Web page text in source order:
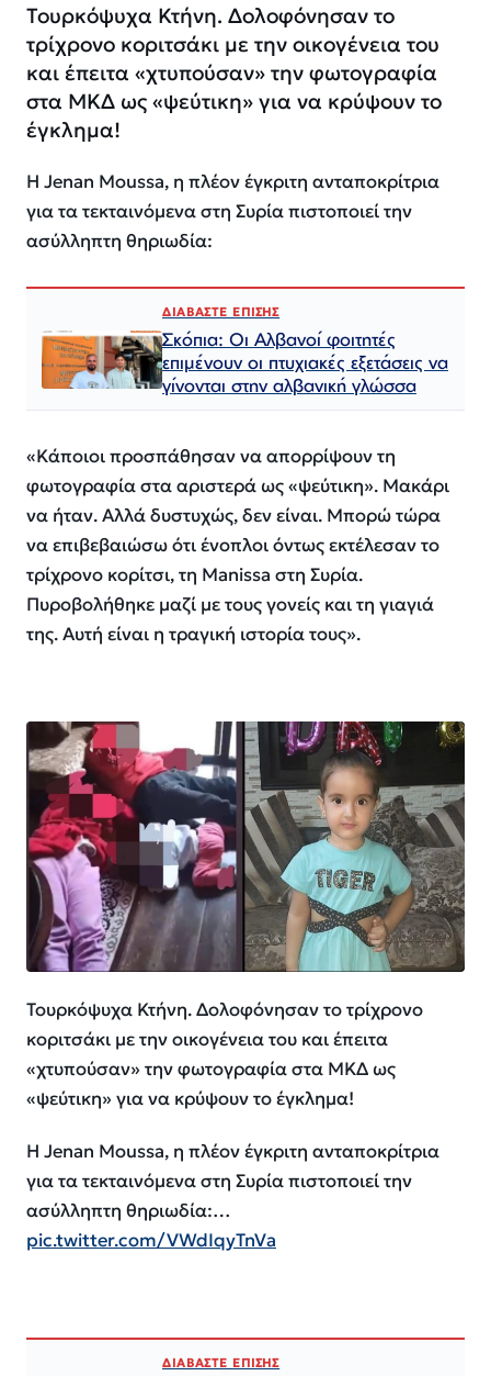
Τουρκόψυχα Κτήνη. Δολοφόνησαν το
τρίχρονο κοριτσάκι με την οικογένεια του
και έπειτα «χτυπούσαν» την φωτογραφία
στα ΜΚΔ ως «ψεύτικη» για να κρύψουν το
έγκλημα!
Η Jenan Moussa, η πλέον έγκριτη ανταποκρίτρια
για τα τεκταινόμενα στη Συρία πιστοποιεί την
ασύλληπτη θηριωδία:
ΔΙΑΒΑΣΤΕ ΕΠΙΣΗΣ
Σκόπια: Οι Αλβανοί φοιτητές
επιμένουν οι πτυχιακές εξετάσεις να
γίνονται στην αλβανική γλώσσα
«Κάποιοι προσπάθησαν να απορρίψουν τη
φωτογραφία στα αριστερά ως «ψεύτικη». Μακάρι
να ήταν. Αλλά δυστυχώς, δεν είναι. Μπορώ τώρα
να επιβεβαιώσω ότι ένοπλοι όντως εκτέλεσαν το
τρίχρονο κορίτσι, τη Manissa στη Συρία.
Πυροβολήθηκε μαζί με τους γονείς και τη γιαγιά
της. Αυτή είναι η τραγική ιστορία τους».
Τουρκόψυχα Κτήνη. Δολοφόνησαν το τρίχρονο
κοριτσάκι με την οικογένεια του και έπειτα
«χτυπούσαν» την φωτογραφία στα ΜΚΔ ως
«ψεύτικη» για να κρύψουν το έγκλημα!
Η Jenan Moussa, η πλέον έγκριτη ανταποκρίτρια
για τα τεκταινόμενα στη Συρία πιστοποιεί την
ασύλληπτη θηριωδία:…
pic.twitter.com/VWdIqyTnVa
ΔΙΑΒΑΣΤΕ ΕΠΙΣΗΣ